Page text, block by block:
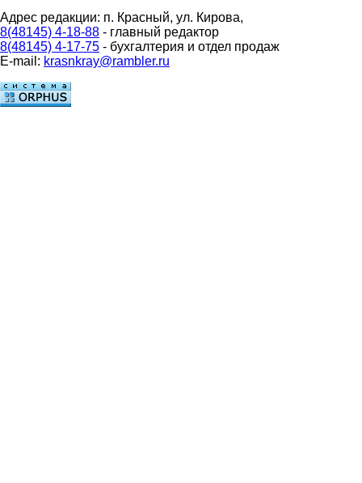
Адрес редакции: п. Красный, ул. Кирова,
8(48145) 4-18-88 - главный редактор
8(48145) 4-17-75 - бухгалтерия и отдел продаж
E-mail: krasnkray@rambler.ru